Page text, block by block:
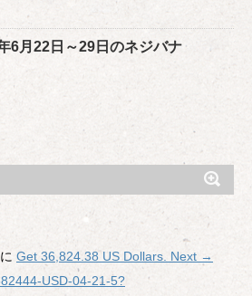
6月22日～29日のネジバナ
に Get 36,824.38 US Dollars. Next →
USD-04-21-5?